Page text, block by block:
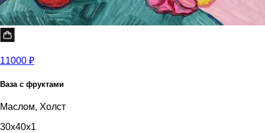
11000 ₽
Ваза с фруктами
Маслом, Холст
30x40x1